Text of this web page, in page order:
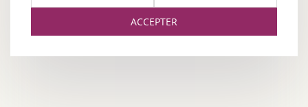
ACCEPTER